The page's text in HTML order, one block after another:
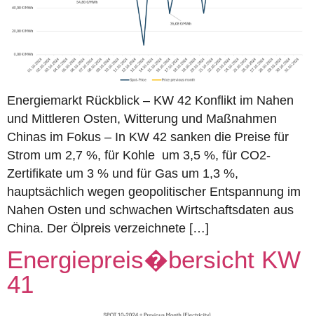
Energiemarkt Rückblick – KW 42 Konflikt im Nahen
und Mittleren Osten, Witterung und Maßnahmen
Chinas im Fokus – In KW 42 sanken die Preise für
Strom um 2,7 %, für Kohle um 3,5 %, für CO2-
Zertifikate um 3 % und für Gas um 1,3 %,
hauptsächlich wegen geopolitischer Entspannung im
Nahen Osten und schwachen Wirtschaftsdaten aus
China. Der Ölpreis verzeichnete […]
Energiepreis�bersicht KW
41